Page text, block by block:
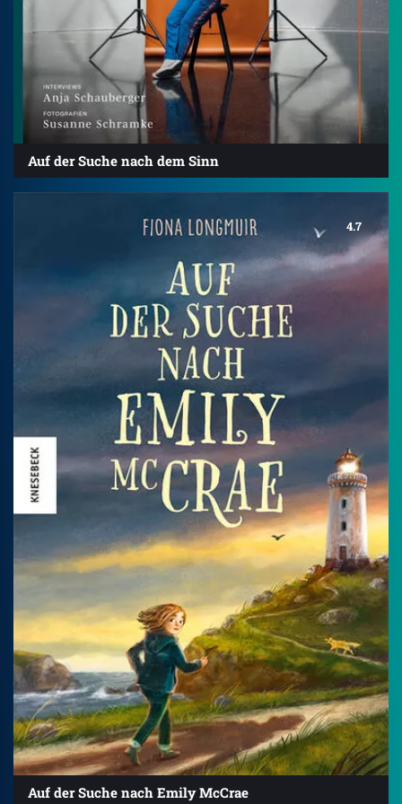
Auf der Suche nach dem Sinn
4.7
Auf der Suche nach Emily McCrae